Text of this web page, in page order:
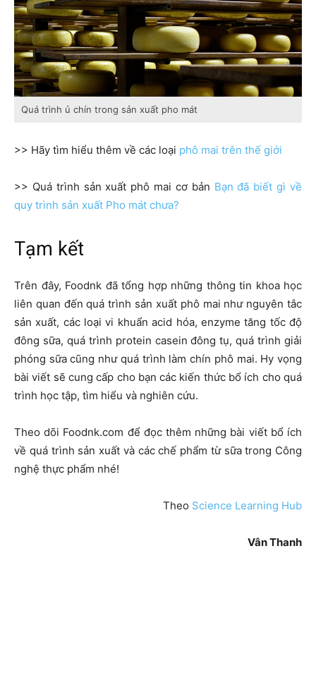
Quá trình ủ chín trong sản xuất pho mát
>> Hãy tìm hiểu thêm về các loại phô mai trên thế giới
>> Quá trình sản xuất phô mai cơ bản Bạn đã biết gì về
quy trình sản xuất Pho mát chưa?
Tạm kết
Trên đây, Foodnk đã tổng hợp những thông tin khoa học
liên quan đến quá trình sản xuất phô mai như nguyên tắc
sản xuất, các loại vi khuẩn acid hóa, enzyme tăng tốc độ
đông sữa, quá trình protein casein đông tụ, quá trình giải
phóng sữa cũng như quá trình làm chín phô mai. Hy vọng
bài viết sẽ cung cấp cho bạn các kiến thức bổ ích cho quá
trình học tập, tìm hiểu và nghiên cứu.
Theo dõi Foodnk.com để đọc thêm những bài viết bổ ích
về quá trình sản xuất và các chế phẩm từ sữa trong Công
nghệ thực phẩm nhé!
Theo Science Learning Hub
Vân Thanh